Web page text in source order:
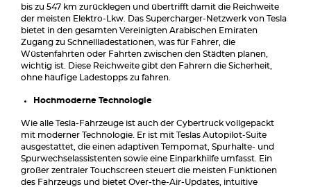
bis zu 547 km zurücklegen und übertrifft damit die Reichweite
der meisten Elektro-Lkw. Das Supercharger-Netzwerk von Tesla
bietet in den gesamten Vereinigten Arabischen Emiraten
Zugang zu Schnellladestationen, was für Fahrer, die
Wüstenfahrten oder Fahrten zwischen den Städten planen,
wichtig ist. Diese Reichweite gibt den Fahrern die Sicherheit,
ohne häufige Ladestopps zu fahren.
Hochmoderne Technologie
Wie alle Tesla-Fahrzeuge ist auch der Cybertruck vollgepackt
mit moderner Technologie. Er ist mit Teslas Autopilot-Suite
ausgestattet, die einen adaptiven Tempomat, Spurhalte- und
Spurwechselassistenten sowie eine Einparkhilfe umfasst. Ein
großer zentraler Touchscreen steuert die meisten Funktionen
des Fahrzeugs und bietet Over-the-Air-Updates, intuitive